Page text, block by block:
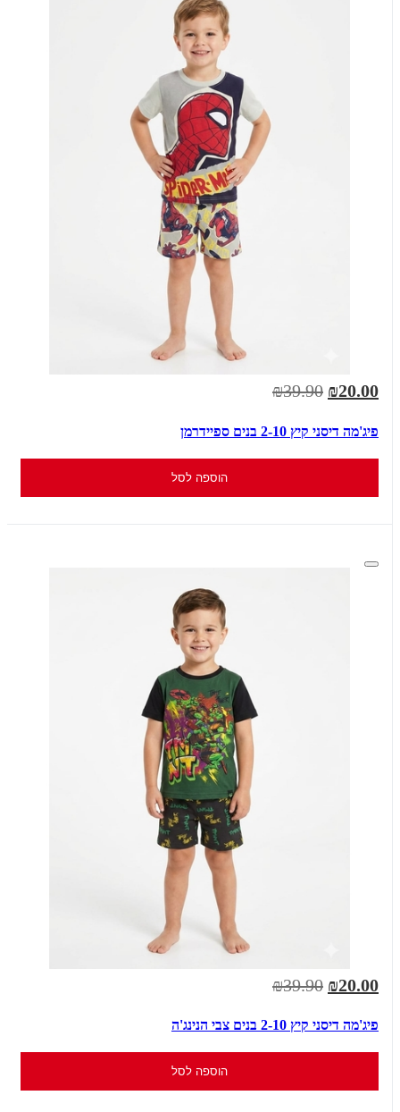
₪20.00
₪39.90
פיג'מה דיסני קיץ 2-10 בנים ספיידרמן
הוספה לסל
₪20.00
₪39.90
פיג'מה דיסני קיץ 2-10 בנים צבי הנינג'ה
הוספה לסל